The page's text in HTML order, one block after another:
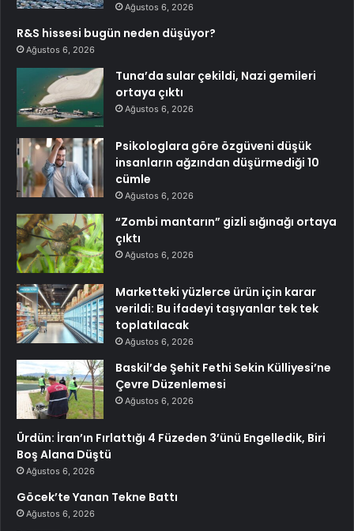
Ağustos 6, 2026
R&S hissesi bugün neden düşüyor?
Ağustos 6, 2026
Tuna’da sular çekildi, Nazi gemileri
ortaya çıktı
Ağustos 6, 2026
Psikologlara göre özgüveni düşük
insanların ağzından düşürmediği 10
cümle
Ağustos 6, 2026
“Zombi mantarın” gizli sığınağı ortaya
çıktı
Ağustos 6, 2026
Marketteki yüzlerce ürün için karar
verildi: Bu ifadeyi taşıyanlar tek tek
toplatılacak
Ağustos 6, 2026
Baskil’de Şehit Fethi Sekin Külliyesi’ne
Çevre Düzenlemesi
Ağustos 6, 2026
Ürdün: İran’ın Fırlattığı 4 Füzeden 3’ünü Engelledik, Biri
Boş Alana Düştü
Ağustos 6, 2026
Göcek’te Yanan Tekne Battı
Ağustos 6, 2026